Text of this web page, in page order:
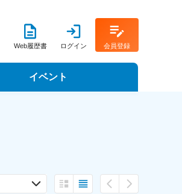
Web履歴書 ログイン 会員登録
イベント